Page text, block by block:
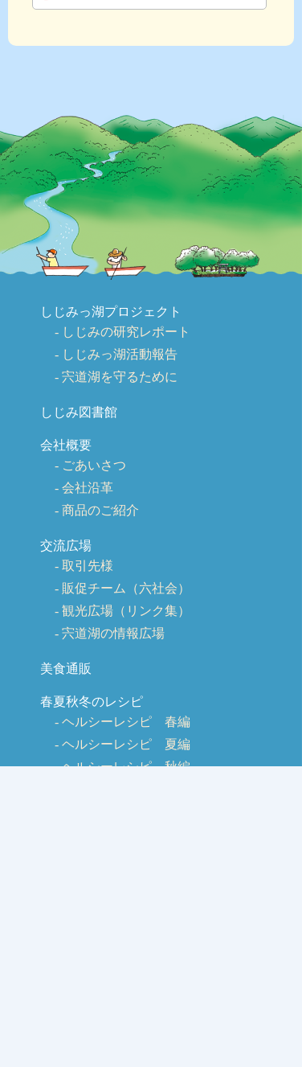
しじみっ湖プロジェクト
しじみの研究レポート
しじみっ湖活動報告
宍道湖を守るために
しじみ図書館
会社概要
ごあいさつ
会社沿革
商品のご紹介
交流広場
取引先様
販促チーム（六社会）
観光広場（リンク集）
宍道湖の情報広場
美食通販
春夏秋冬のレシピ
ヘルシーレシピ 春編
ヘルシーレシピ 夏編
ヘルシーレシピ 秋編